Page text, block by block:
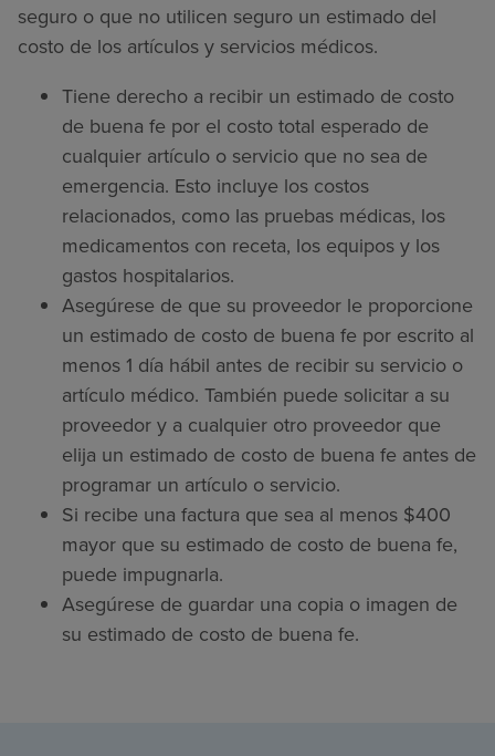
seguro o que no utilicen seguro un estimado del
costo de los artículos y servicios médicos.
Tiene derecho a recibir un estimado de costo
de buena fe por el costo total esperado de
cualquier artículo o servicio que no sea de
emergencia. Esto incluye los costos
relacionados, como las pruebas médicas, los
medicamentos con receta, los equipos y los
gastos hospitalarios.
Asegúrese de que su proveedor le proporcione
un estimado de costo de buena fe por escrito al
menos 1 día hábil antes de recibir su servicio o
artículo médico. También puede solicitar a su
proveedor y a cualquier otro proveedor que
elija un estimado de costo de buena fe antes de
programar un artículo o servicio.
Si recibe una factura que sea al menos $400
mayor que su estimado de costo de buena fe,
puede impugnarla.
Asegúrese de guardar una copia o imagen de
su estimado de costo de buena fe.